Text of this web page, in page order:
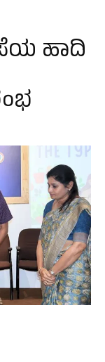
ಹಾದಿ